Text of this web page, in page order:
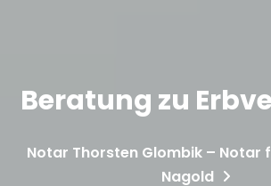
Beratung zu
Notar Thorsten Glombik – Notar
Nagold